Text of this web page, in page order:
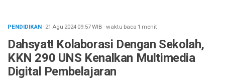
PENDIDIKAN· 21 Agu 202409:57WIB ·waktu baca 1 menit
Dahsyat! Kolaborasi Dengan Sekolah,
KKN 290 UNS Kenalkan Multimedia
Digital Pembelajaran